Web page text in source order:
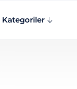
Kategoriler